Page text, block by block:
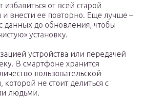
от всей старой
внести ее повторно. Еще лучше –
данных до обновления, чтобы
установку.
устройства или передачей
В смартфоне хранится
пользовательской
не стоит делиться с
людьми.